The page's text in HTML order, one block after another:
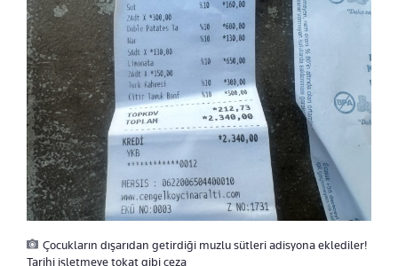
Çocukların dışarıdan getirdiği muzlu sütleri adisyona eklediler!
Tarihi işletmeye tokat gibi ceza